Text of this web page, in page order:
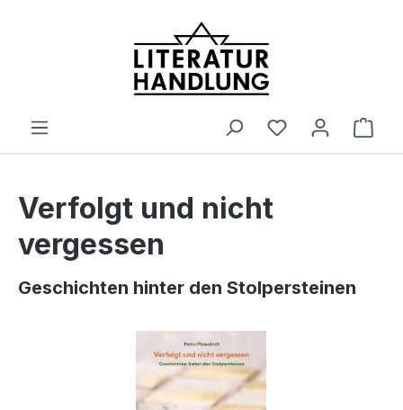
Verfolgt und nicht
vergessen
Geschichten hinter den Stolpersteinen